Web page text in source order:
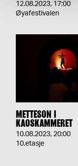
12.08.2023, 17:00
Øyafestivalen
METTESON I
KAOSKAMMERET
10.08.2023, 20:00
10.etasje